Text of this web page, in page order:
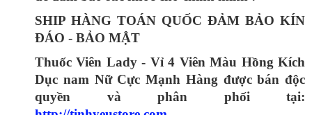
SHIP HÀNG TOÁN QUỐC ĐẢM BẢO KÍN
ĐÁO - BẢO MẬT
Thuốc Viên Lady - Vỉ 4 Viên Màu Hồng Kích
Dục nam Nữ Cực Mạnh Hàng được bán độc
quyền và phân phối tại: